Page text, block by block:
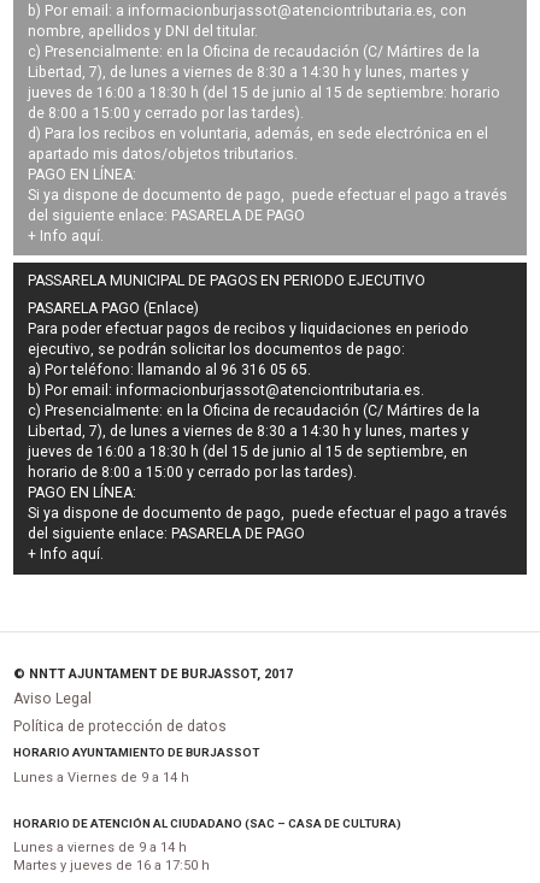
b) Por email: a informacionburjassot@atenciontributaria.es, con
nombre, apellidos y DNI del titular.
c) Presencialmente: en la Oficina de recaudación (C/ Mártires de la
Libertad, 7), de lunes a viernes de 8:30 a 14:30 h y lunes, martes y
jueves de 16:00 a 18:30 h (del 15 de junio al 15 de septiembre: horario
de 8:00 a 15:00 y cerrado por las tardes).
d) Para los recibos en voluntaria, además, en sede electrónica en el
apartado mis datos/objetos tributarios.
PAGO EN LÍNEA:
Si ya dispone de documento de pago, puede efectuar el pago a través
del siguiente enlace: PASARELA DE PAGO
+ Info aquí.
PASSARELA MUNICIPAL DE PAGOS EN PERIODO EJECUTIVO
PASARELA PAGO (Enlace)
Para poder efectuar pagos derecibos y liquidaciones en periodo
ejecutivo, se podrán solicitar los documentos de pago:
a) Por teléfono: llamando al 96 316 05 65.
b) Por email:informacionburjassot@atenciontributaria.es.
c) Presencialmente: en la Oficina de recaudación (C/ Mártires de la
Libertad, 7), de lunes a viernes de 8:30 a 14:30 h y lunes, martes y
jueves de 16:00 a 18:30 h (del 15 de junio al 15 de septiembre, en
horario de 8:00 a 15:00 y cerrado por las tardes).
PAGO EN LÍNEA:
Si ya dispone de documento de pago, puede efectuar el pago a través
del siguiente enlace: PASARELA DE PAGO
+ Info aquí.
© NNTT AJUNTAMENT DE BURJASSOT, 2017
Aviso Legal
Política de protección de datos
HORARIO AYUNTAMIENTO DE BURJASSOT
Lunes a Viernes de 9 a 14 h
HORARIO DE ATENCIÓN AL CIUDADANO (SAC – CASA DE CULTURA)
Lunes a viernes de 9 a 14 h
Martes y jueves de 16 a 17:50 h